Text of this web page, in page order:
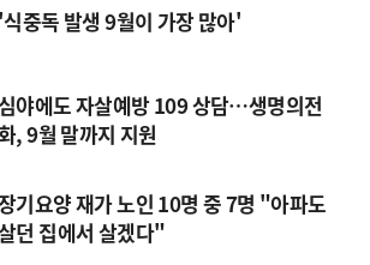
'식중독 발생 9월이 가장 많아'
야에도 자살예방 109 상담…생명의전
, 9월 말까지 지원
기요양 재가 노인 10명 중 7명 "아파도
던 집에서 살겠다"